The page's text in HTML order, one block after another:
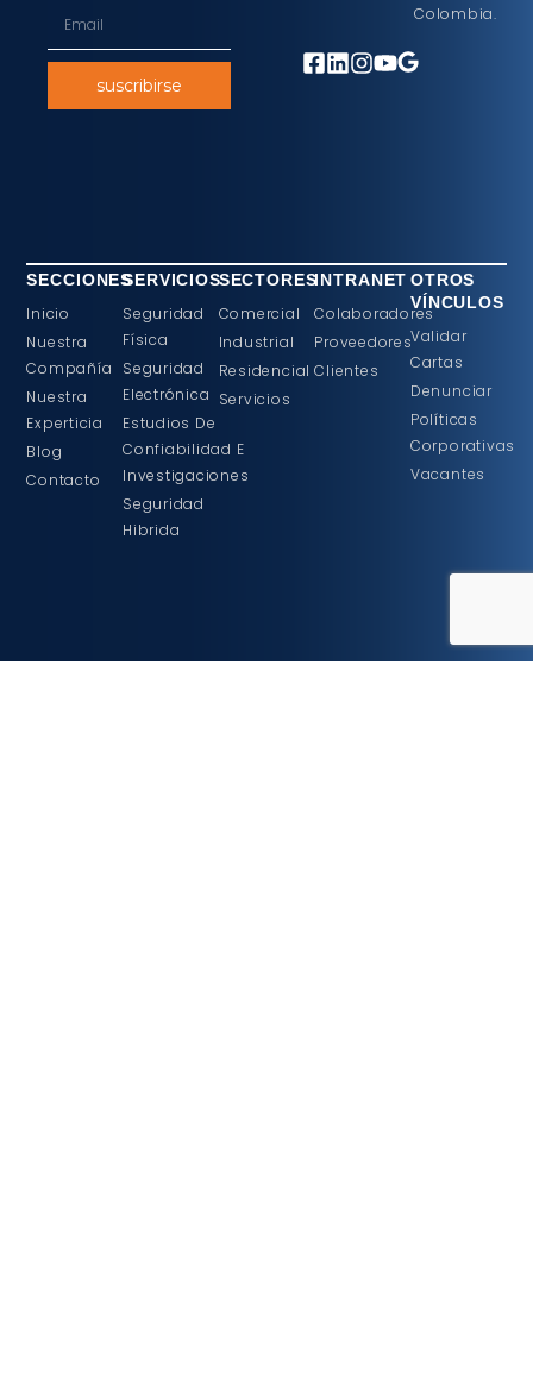
suscribirse
Colombia.
SECCIONES
Inicio
Nuestra
Compañía
Nuestra
Experticia
Blog
Contacto
SERVICIOS
Seguridad
Física
Seguridad
Electrónica
Estudios De
Confiabilidad E
Investigaciones
Seguridad
Hibrida
SECTORES
Comercial
Industrial
Residencial
Servicios
INTRANET
Colaboradores
Proveedores
Clientes
OTROS
VÍNCULOS
Validar
Cartas
Denunciar
Políticas
Corporativas
Vacantes